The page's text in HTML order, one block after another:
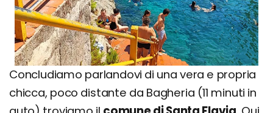
Concludiamo parlandovi di una vera e propria
chicca, poco distante da Bagheria (11 minuti in